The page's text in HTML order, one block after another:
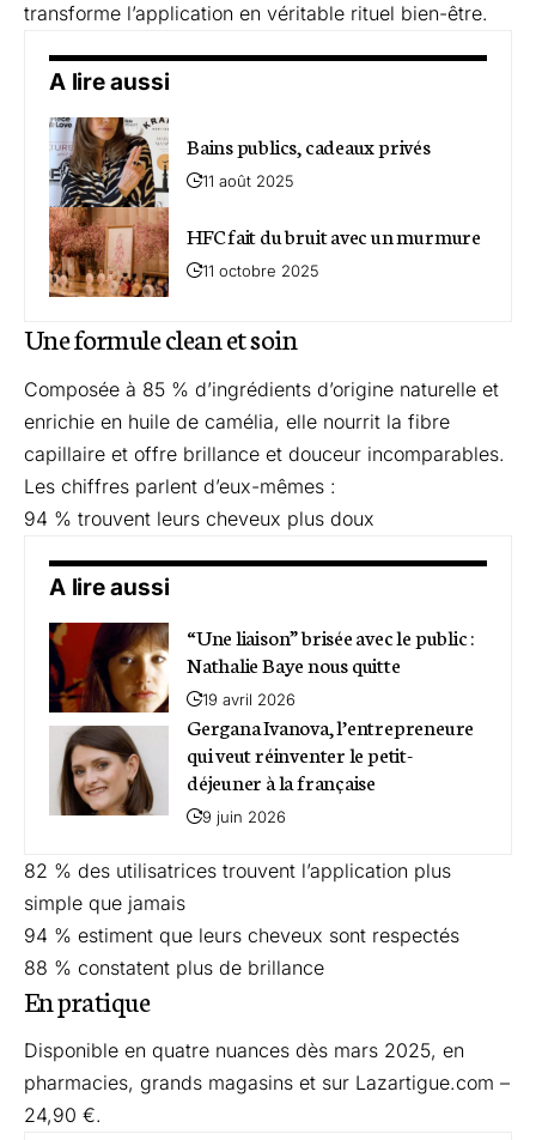
transforme l’application en véritable rituel bien-être.
A lire aussi
Bains publics, cadeaux privés
11 août 2025
HFC fait du bruit avec un murmure
11 octobre 2025
Une formule clean et soin
Composée à 85 % d’ingrédients d’origine naturelle et
enrichie en huile de camélia, elle nourrit la fibre
capillaire et offre brillance et douceur incomparables.
Les chiffres parlent d’eux-mêmes :
94 % trouvent leurs cheveux plus doux
A lire aussi
“Une liaison” brisée avec le public :
Nathalie Baye nous quitte
19 avril 2026
Gergana Ivanova, l’entrepreneure
qui veut réinventer le petit-
déjeuner à la française
9 juin 2026
82 % des utilisatrices trouvent l’application plus
simple que jamais
94 % estiment que leurs cheveux sont respectés
88 % constatent plus de brillance
En pratique
Disponible en quatre nuances dès mars 2025, en
pharmacies, grands magasins et sur Lazartigue.com –
24,90 €.